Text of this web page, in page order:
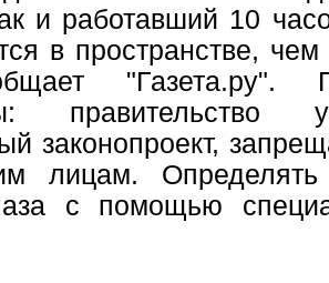
и работавший 10
в пространстве,
"Газета.ру".
правительство
законопроект,
лицам.
с помощью